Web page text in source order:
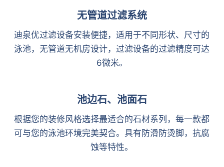
无管道过滤系统
迪泉优过滤设备安装便捷，适用于不同形状、尺寸的
泳池，无管道无机房设计，过滤设备的过滤精度可达
6微米。
池边石、池面石
根据您的装修风格选择最适合的石材系列，每一款都
可与您的泳池环境完美契合。具有防滑防烫脚，抗腐
蚀等特性。